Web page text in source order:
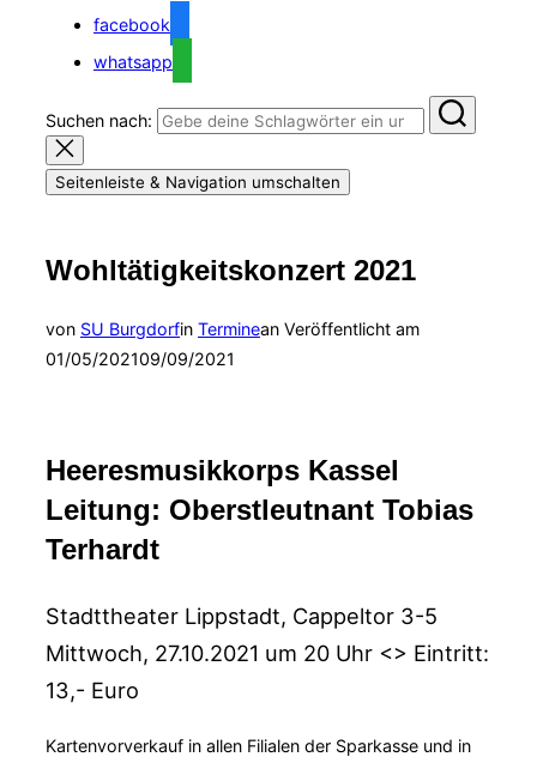
facebook
whatsapp
Suchen nach:
Seitenleiste & Navigation umschalten
Wohltätigkeitskonzert 2021
von SU Burgdorfin Terminean Veröffentlicht am
01/05/202109/09/2021
Heeresmusikkorps Kassel
Leitung: Oberstleutnant Tobias
Terhardt
Stadttheater Lippstadt, Cappeltor 3-5
Mittwoch, 27.10.2021 um 20 Uhr <> Eintritt:
13,- Euro
Kartenvorverkauf in allen Filialen der Sparkasse und in